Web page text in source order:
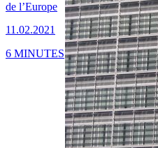
de l’Europe
11.02.2021
6 MINUTES